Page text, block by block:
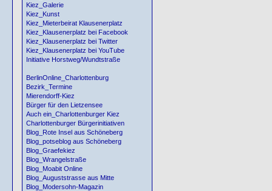
Kiez_Galerie
Kiez_Kunst
Kiez_Mieterbeirat Klausenerplatz
Kiez_Klausenerplatz bei Facebook
Kiez_Klausenerplatz bei Twitter
Kiez_Klausenerplatz bei YouTube
Initiative Horstweg/Wundtstraße
BerlinOnline_Charlottenburg
Bezirk_Termine
Mierendorff-Kiez
Bürger für den Lietzensee
Auch ein_Charlottenburger Kiez
Charlottenburger Bürgerinitiativen
Blog_Rote Insel aus Schöneberg
Blog_potseblog aus Schöneberg
Blog_Graefekiez
Blog_Wrangelstraße
Blog_Moabit Online
Blog_Auguststrasse aus Mitte
Blog_Modersohn-Magazin